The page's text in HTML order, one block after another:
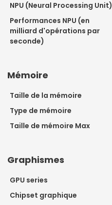
NPU (Neural Processing Unit)
Performances NPU (en
milliard d'opérations par
seconde)
Mémoire
Taille de la mémoire
Type de mémoire
Taille de mémoire Max
Graphismes
GPU series
Chipset graphique